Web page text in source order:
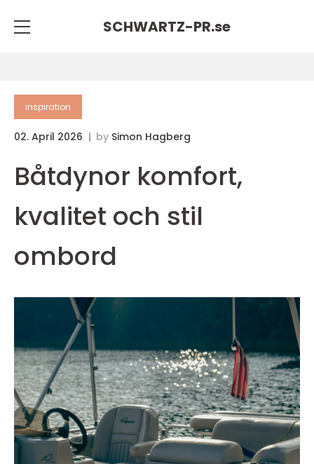
SCHWARTZ-PR.se
inspiration
02. April 2026 by Simon Hagberg
Båtdynor komfort,
kvalitet och stil
ombord